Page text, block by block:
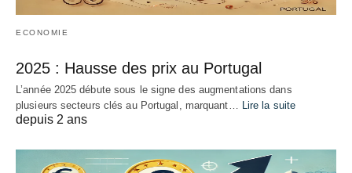
ECONOMIE
2025 : Hausse des prix au Portugal
L’année 2025 débute sous le signe des augmentations dans
plusieurs secteurs clés au Portugal, marquant… Lire la suite
depuis 2 ans